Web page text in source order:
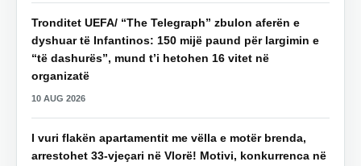
Tronditet UEFA/ “The Telegraph” zbulon aferën e
dyshuar të Infantinos: 150 mijë paund për largimin e
“të dashurës”, mund t’i hetohen 16 vitet në
organizatë
10 AUG 2026
I vuri flakën apartamentit me vëlla e motër brenda,
arrestohet 33-vjeçari në Vlorë! Motivi, konkurrenca në